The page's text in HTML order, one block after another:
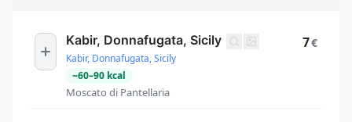
Kabir, Donnafugata, Sicily
Kabir, Donnafugata, Sicily
~60–90 kcal
Moscato di Pantellaria
7€